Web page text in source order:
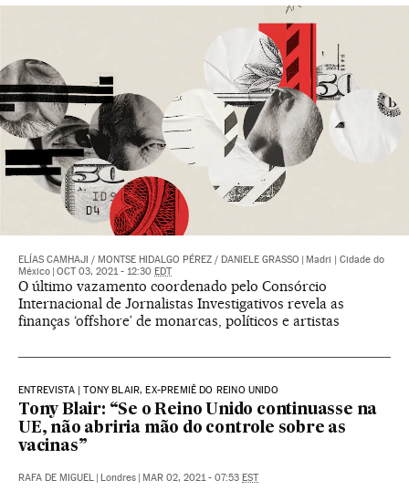
ELÍAS CAMHAJI / MONTSE HIDALGO PÉREZ / DANIELE GRASSO
Madri | Cidade do
México OCT 03, 2021 - 12:30 EDT
O último vazamento coordenado pelo Consórcio
Internacional de Jornalistas Investigativos revela as
finanças ‘offshore’ de monarcas, políticos e artistas
ENTREVISTA | TONY BLAIR, EX-PREMIÊ DO REINO UNIDO
Tony Blair: “Se o Reino Unido continuasse na
UE, não abriria mão do controle sobre as
vacinas”
RAFA DE MIGUEL Londres MAR 02, 2021 - 07:53 EST